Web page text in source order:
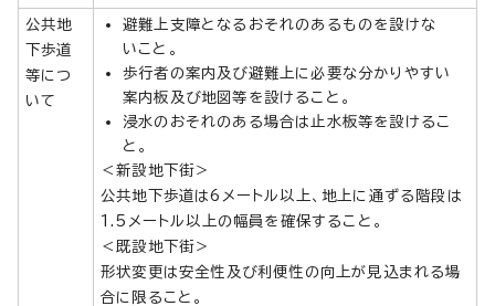
公共地
下歩道
等につ
いて
避難上支障となるおそれのあるものを設けな
いこと。
歩行者の案内及び避難上に必要な分かりやすい
案内板及び地図等を設けること。
浸水のおそれのある場合は止水板等を設けるこ
と。
＜新設地下街＞
公共地下歩道は6メートル以上、地上に通ずる階段は
1.5メートル以上の幅員を確保すること。
＜既設地下街＞
形状変更は安全性及び利便性の向上が見込まれる場
合に限ること。